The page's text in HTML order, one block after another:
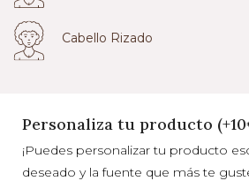
Cabello Rizado
Personaliza tu producto
¡Puedes personalizar tu producto
deseado y la fuente que más te